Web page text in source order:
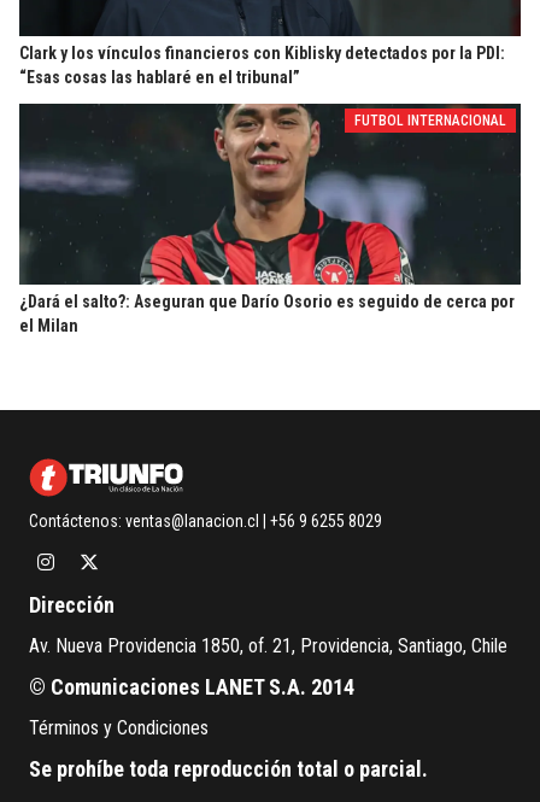
Clark y los vínculos financieros con Kiblisky detectados por la PDI:
“Esas cosas las hablaré en el tribunal”
FUTBOL INTERNACIONAL
¿Dará el salto?: Aseguran que Darío Osorio es seguido de cerca por
el Milan
Contáctenos: ventas@lanacion.cl | +56 9 6255 8029
Dirección
Av. Nueva Providencia 1850, of. 21, Providencia, Santiago, Chile
© Comunicaciones LANET S.A. 2014
Términos y Condiciones
Se prohíbe toda reproducción total o parcial.